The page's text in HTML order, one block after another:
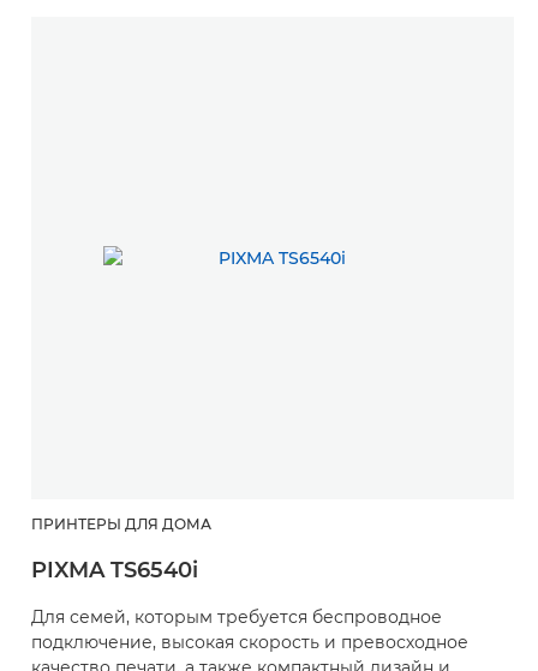
ПРИНТЕРЫ ДЛЯ ДОМА
PIXMA TS6540i
Для семей, которым требуется беспроводное
подключение, высокая скорость и превосходное